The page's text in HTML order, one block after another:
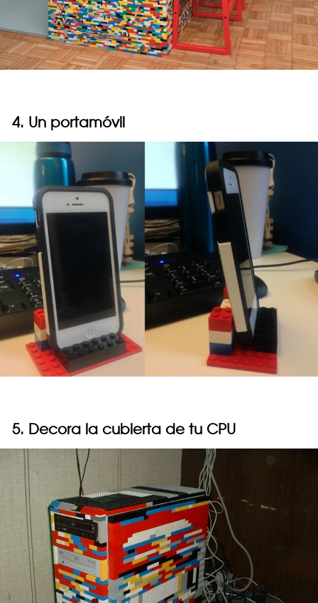
4. Un portamóvil
5. Decora la cubierta de tu CPU